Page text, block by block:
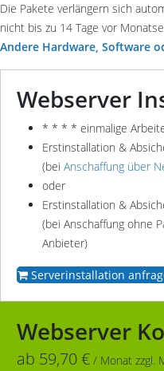
Die Pakete verlängern sich
nicht bis zu 14 Tage vor
Andere Hardware, Software
Webserver
* * * * einmalige
Erstinstallation &
(bei Anschaffung über
oder
Erstinstallation &
(bei Anschaffung ohne
Anbieter)
Serverinstallation
Webserver
ab 59,70 € / Monat zzgl.